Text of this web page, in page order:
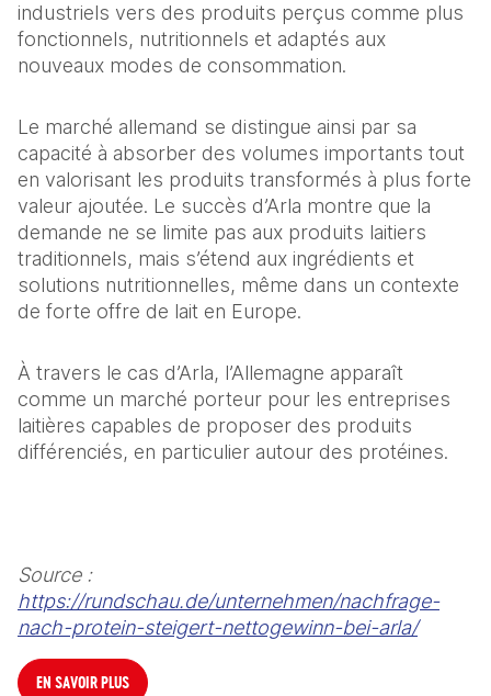
industriels vers des produits perçus comme plus
fonctionnels, nutritionnels et adaptés aux
nouveaux modes de consommation.
Le marché allemand se distingue ainsi par sa
capacité à absorber des volumes importants tout
en valorisant les produits transformés à plus forte
valeur ajoutée. Le succès d’Arla montre que la
demande ne se limite pas aux produits laitiers
traditionnels, mais s’étend aux ingrédients et
solutions nutritionnelles, même dans un contexte
de forte offre de lait en Europe.
À travers le cas d’Arla, l’Allemagne apparaît
comme un marché porteur pour les entreprises
laitières capables de proposer des produits
différenciés, en particulier autour des protéines.
Source :
https://rundschau.de/unternehmen/nachfrage-
nach-protein-steigert-nettogewinn-bei-arla/
EN SAVOIR PLUS